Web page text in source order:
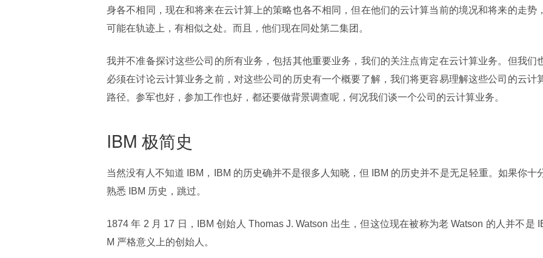
身各不相同，现在和将来在云计算上的策略也各不相同，但在他们的云计算当前的境况和将来的走势
可能在轨迹上，有相似之处。而且，他们现在同处第二集团。
我并不准备探讨这些公司的所有业务，包括其他重要业务，我们的关注点肯定在云计算业务。但我们
必须在讨论云计算业务之前，对这些公司的历史有一个概要了解，我们将更容易理解这些公司的云计
路径。参军也好，参加工作也好，都还要做背景调查呢，何况我们谈一个公司的云计算业务。
IBM 极简史
当然没有人不知道 IBM，IBM 的历史确并不是很多人知晓，但 IBM 的历史并不是无足轻重。如果你十
熟悉 IBM 历史，跳过。
1874 年 2 月 17 日，IBM 创始人 Thomas J. Watson 出生，但这位现在被称为老 Watson 的人并不是
M 严格意义上的创始人。